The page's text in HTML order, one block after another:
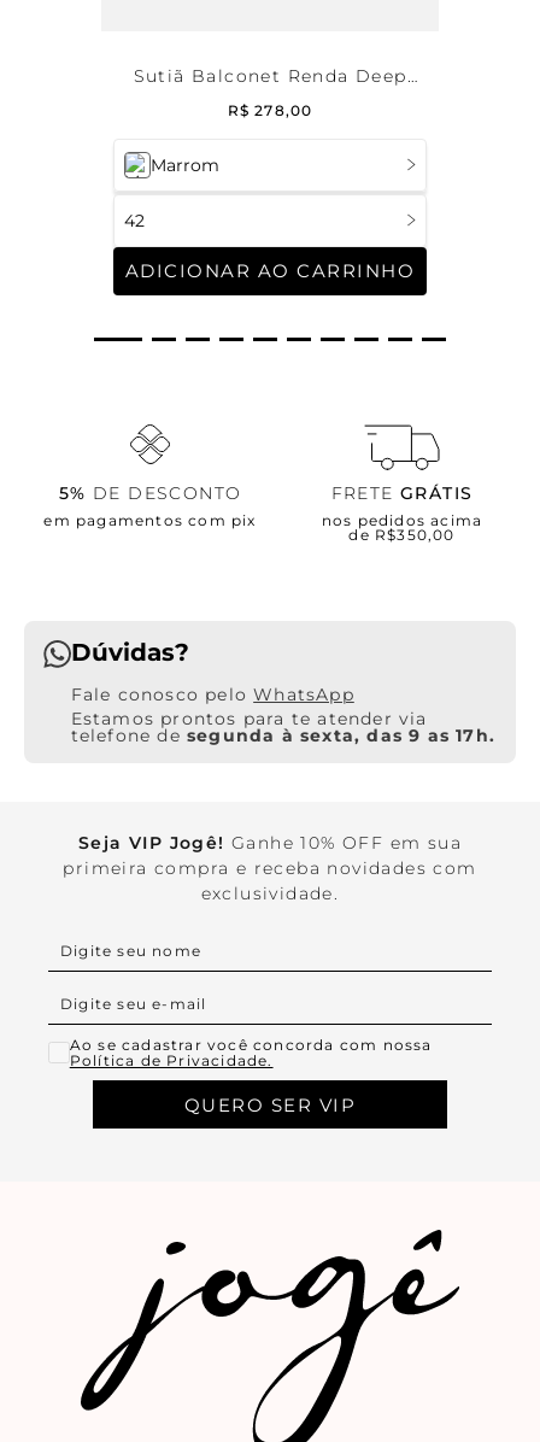
Marrom
42
ADICIONAR AO CARRINHO
Sutiã Balconet Renda Deep
Brown
R$ 278,00
5% DE DESCONTO
em pagamentos com pix
FRETE GRÁTIS
nos pedidos acima
de R$350,00
Dúvidas?
WhatsApp
Estamos prontos para te atender via
telefone de segunda à sexta, das 9 as 17h.
Seja VIP Jogê! Ganhe 10% OFF em sua
primeira compra e receba novidades com
exclusividade.
Ao se cadastrar você concorda com nossa
Política de Privacidade.
QUERO SER VIP